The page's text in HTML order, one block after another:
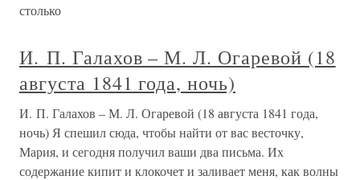
столько
И. П. Галахов – М. Л. Огаревой (18
августа 1841 года, ночь)
И. П. Галахов – М. Л. Огаревой (18 августа 1841 года,
ночь) Я спешил сюда, чтобы найти от вас весточку,
Мария, и сегодня получил ваши два письма. Их
содержание кипит и клокочет и заливает меня, как волны